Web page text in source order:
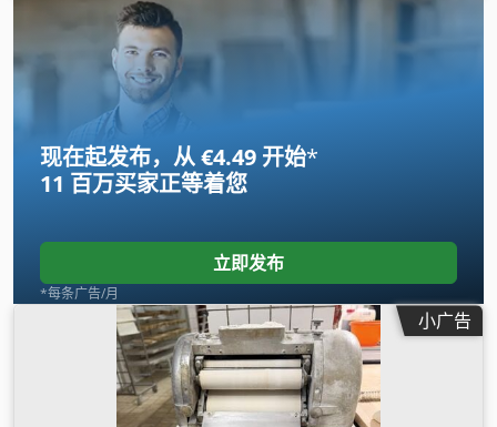
现在起发布，从 €4.49 开始*
11 百万买家正等着您
立即发布
*每条广告/月
小广告